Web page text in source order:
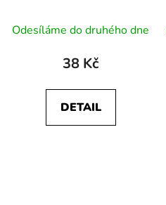
Odesíláme do druhého dne
38 Kč
DETAIL